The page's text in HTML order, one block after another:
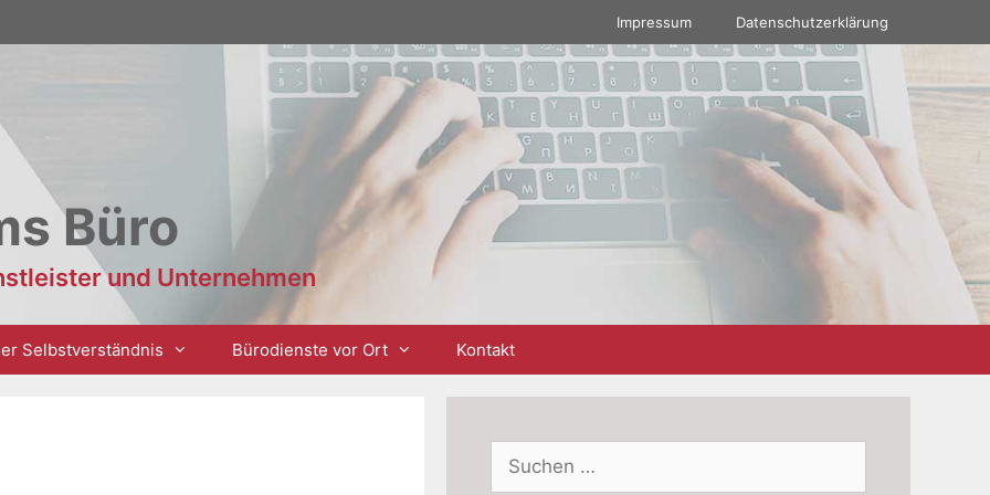
Impressum Datenschutzerklärung
Büro
und Unternehmen
Selbstverständnis Bürodienste vor Ort Kontakt
Suchen
nach: